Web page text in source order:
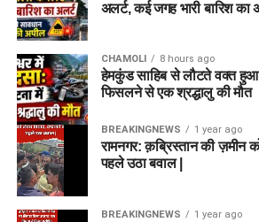
अलर्ट, कई जगह भारी बारिश का
CHAMOLI 8 hours ago
हेमकुंड साहिब से लौटते वक्त हुआ
फिसलने से एक श्रद्धालु की मौत
BREAKINGNEWS 1 year ago
रामनगर: क़ब्रिस्तान की ज़मीन
पहले उठा बवाल |
BREAKINGNEWS 1 year ago